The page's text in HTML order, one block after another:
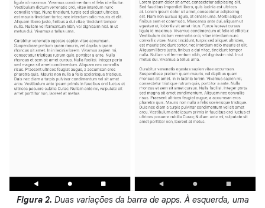
Figura 2. Duas variações da barra de apps. À esquerda, uma